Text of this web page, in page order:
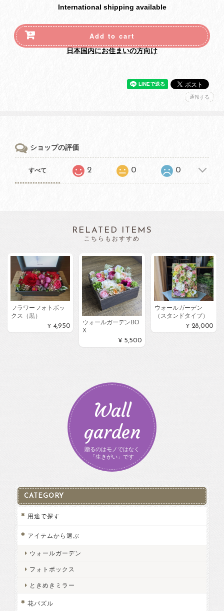
International shipping available
Add to cart
日本国内にお住まいの方向け
通報する
ショップの評価
すべて 2 0 0
RELATED ITEMS
こちらもおすすめ
フラワーフォトボッ
クス（黒）
¥4,950
ウォールガーデンBO
X
¥5,500
ウォールガーデン
（スタンドタイプ）
¥28,000
Wall
garden
贈るのはモノではなく
「生きがい」です
CATEGORY
用途で探す
アイテムから選ぶ
ウォールガーデン
フォトボックス
ときめきミラー
花パズル